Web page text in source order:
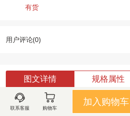
有货
用户评论(0)
图文详情 规格属性
联系客服 购物车
加入购物车